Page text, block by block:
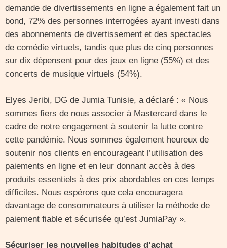
demande de divertissements en ligne a également fait un
bond, 72% des personnes interrogées ayant investi dans
des abonnements de divertissement et des spectacles
de comédie virtuels, tandis que plus de cinq personnes
sur dix dépensent pour des jeux en ligne (55%) et des
concerts de musique virtuels (54%).
Elyes Jeribi, DG de Jumia Tunisie, a déclaré : « Nous
sommes fiers de nous associer à Mastercard dans le
cadre de notre engagement à soutenir la lutte contre
cette pandémie. Nous sommes également heureux de
soutenir nos clients en encourageant l’utilisation des
paiements en ligne et en leur donnant accès à des
produits essentiels à des prix abordables en ces temps
difficiles. Nous espérons que cela encouragera
davantage de consommateurs à utiliser la méthode de
paiement fiable et sécurisée qu’est JumiaPay ».
Sécuriser les nouvelles habitudes d’achat